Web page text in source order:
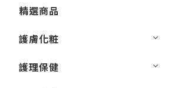
精選商品
護膚化粧
護理保健